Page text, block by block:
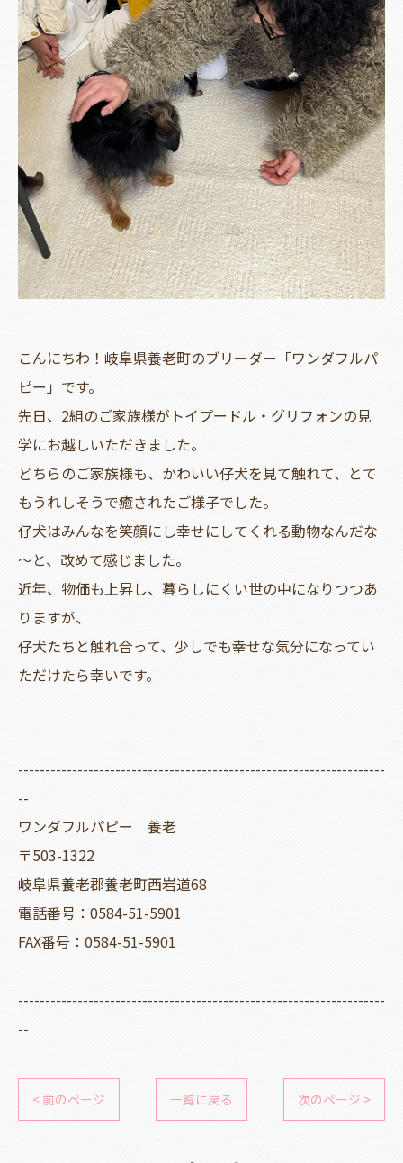
こんにちわ！岐阜県養老町のブリーダー「ワンダフルパ
ピー」です。
先日、2組のご家族様がトイプードル・グリフォンの見
学にお越しいただきました。
どちらのご家族様も、かわいい仔犬を見て触れて、とて
もうれしそうで癒されたご様子でした。
仔犬はみんなを笑顔にし幸せにしてくれる動物なんだな
～と、改めて感じました。
近年、物価も上昇し、暮らしにくい世の中になりつつあ
りますが、
仔犬たちと触れ合って、少しでも幸せな気分になってい
ただけたら幸いです。
--------------------------------------------------------------------
--
ワンダフルパピー 養老
〒503-1322
岐阜県養老郡養老町西岩道68
電話番号：0584-51-5901
FAX番号：0584-51-5901
--------------------------------------------------------------------
--
< 前のページ 一覧に戻る 次のページ >